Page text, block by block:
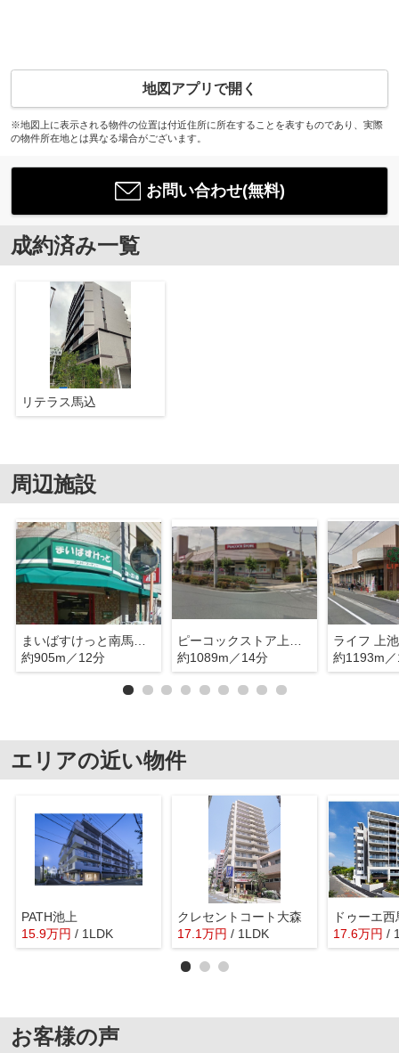
地図アプリで開く
※地図上に表示される物件の位置は付近住所に所在することを表すものであり、実際
の物件所在地とは異なる場合がございます。
お問い合わせ(無料)
成約済み一覧
リテラス馬込
周辺施設
まいばすけっと南馬込５丁目店
約905m／12分
約1089m／14分
ライフ 上
約1193m
エリアの近い物件
PATH池上
15.9万円 / 1LDK
クレセントコート大森
17.1万円 / 1LDK
ドゥーエ
17.6万円 /
お客様の声